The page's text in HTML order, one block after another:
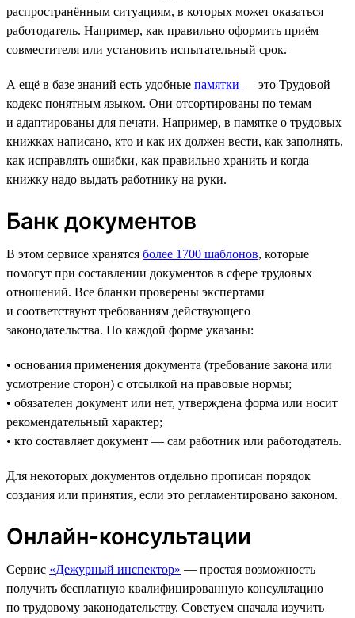
распространённым ситуациям, в которых может оказаться
работодатель. Например, как правильно оформить приём
совместителя или установить испытательный срок.
А ещё в базе знаний есть удобные памятки — это Трудовой
кодекс понятным языком. Они отсортированы по темам
и адаптированы для печати. Например, в памятке о трудовых
книжках написано, кто и как их должен вести, как заполнять,
как исправлять ошибки, как правильно хранить и когда
книжку надо выдать работнику на руки.
Банк документов
В этом сервисе хранятся более 1700 шаблонов, которые
помогут при составлении документов в сфере трудовых
отношений. Все бланки проверены экспертами
и соответствуют требованиям действующего
законодательства. По каждой форме указаны:
• основания применения документа (требование закона или
усмотрение сторон) с отсылкой на правовые нормы;
• обязателен документ или нет, утверждена форма или носит
рекомендательный характер;
• кто составляет документ — сам работник или работодатель.
Для некоторых документов отдельно прописан порядок
создания или принятия, если это регламентировано законом.
Онлайн-консультации
Сервис «Дежурный инспектор» — простая возможность
получить бесплатную квалифицированную консультацию
по трудовому законодательству. Советуем сначала изучить